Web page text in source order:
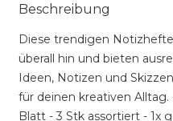
Beschreibung
Diese trendigen
überall hin und bieten
Ideen, Notizen und
für deinen kreativen
Blatt - 3 Stk assortiert - 1x